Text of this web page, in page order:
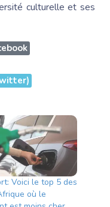
culturelle et ses
Voici le top 5 des
où le